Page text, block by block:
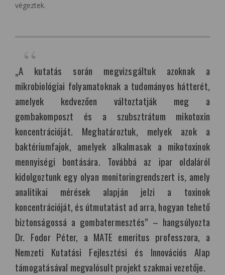
végeztek.
„A kutatás során megvizsgáltuk azoknak a
mikrobiológiai folyamatoknak a tudományos hátterét,
amelyek kedvezően változtatják meg a
gombakomposzt és a szubsztrátum mikotoxin
koncentrációját. Meghatároztuk, melyek azok a
baktériumfajok, amelyek alkalmasak a mikotoxinok
mennyiségi bontására. Továbbá az ipar oldaláról
kidolgoztunk egy olyan monitoringrendszert is, amely
analitikai mérések alapján jelzi a toxinok
koncentrációját, és útmutatást ad arra, hogyan tehető
biztonságossá a gombatermesztés” – hangsúlyozta
Dr. Fodor Péter, a MATE emeritus professzora, a
Nemzeti Kutatási Fejlesztési és Innovációs Alap
támogatásával megvalósult projekt szakmai vezetője.